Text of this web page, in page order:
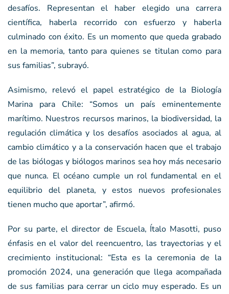
desafíos. Representan el haber elegido una carrera
científica, haberla recorrido con esfuerzo y haberla
culminado con éxito. Es un momento que queda grabado
en la memoria, tanto para quienes se titulan como para
sus familias”, subrayó.
Asimismo, relevó el papel estratégico de la Biología
Marina para Chile: “Somos un país eminentemente
marítimo. Nuestros recursos marinos, la biodiversidad, la
regulación climática y los desafíos asociados al agua, al
cambio climático y a la conservación hacen que el trabajo
de las biólogas y biólogos marinos sea hoy más necesario
que nunca. El océano cumple un rol fundamental en el
equilibrio del planeta, y estos nuevos profesionales
tienen mucho que aportar”, afirmó.
Por su parte, el director de Escuela, Ítalo Masotti, puso
énfasis en el valor del reencuentro, las trayectorias y el
crecimiento institucional: “Esta es la ceremonia de la
promoción 2024, una generación que llega acompañada
de sus familias para cerrar un ciclo muy esperado. Es un